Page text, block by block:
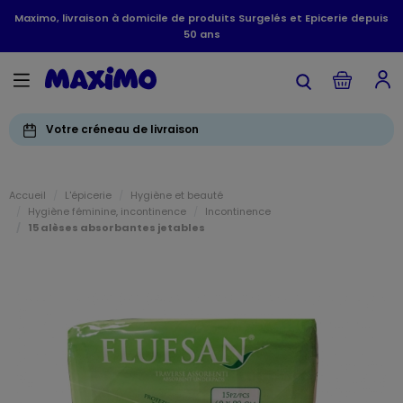
Maximo, livraison à domicile de produits Surgelés et Epicerie depuis
50 ans
Votre créneau de livraison
Accueil L'épicerie
Hygiène et beauté
Hygiène féminine, incontinence
Incontinence
15 alèses absorbantes jetables